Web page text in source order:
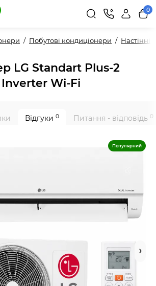
0
Побутові кондиціонери Настінні
LG Standart Plus-2
Inverter Wi-Fi
Відгуки 0 Питання - відповідь 0
Популярний